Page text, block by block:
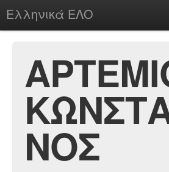
Ελληνικά ΕΛΟ
chesstu.be @ discord
LoginΝΟΣ